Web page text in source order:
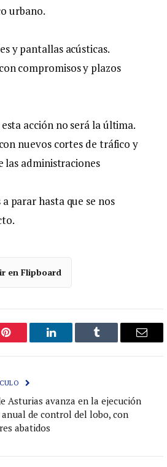
urbano.
y pantallas acústicas.
compromisos y plazos
acción no será la última.
nuevos cortes de tráfico y
las administraciones
parar hasta que se nos
en Flipboard
Pinterest LinkedIn Tumblr
Correo
Asturias avanza en la ejecución
de control del lobo, con
abatidos